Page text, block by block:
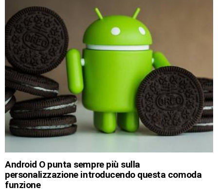
Android O punta sempre più sulla
personalizzazione introducendo questa comoda
funzione